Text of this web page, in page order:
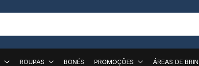
ROUPAS BONÉS PROMOÇÕES ÁREAS DE